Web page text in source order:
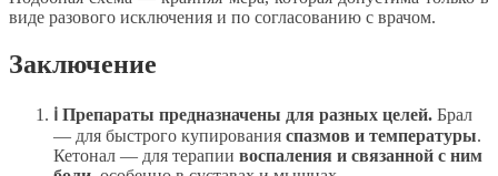
виде разового исключения и по согласованию с врачом.
Заключение
ℹ Препараты предназначены для разных целей. Брал
— для быстрого купирования спазмов и температуры.
Кетонал — для терапии воспаления и связанной с ним